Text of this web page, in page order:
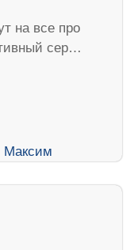
на все про
сер…